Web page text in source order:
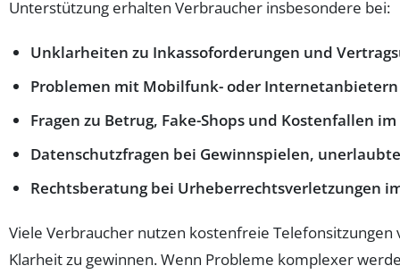
Unterstützung erhalten Verbraucher insbesondere bei:
Unklarheiten zu Inkassoforderungen und
Problemen mit Mobilfunk- oder Internetanbietern
Fragen zu Betrug, Fake-Shops und Kostenfallen
Datenschutzfragen bei Gewinnspielen,
Rechtsberatung bei Urheberrechtsverletzungen
Viele Verbraucher nutzen kostenfreie
Klarheit zu gewinnen. Wenn Probleme komplexer